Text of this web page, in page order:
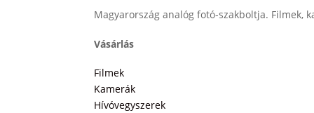
Magyarország analóg fotó-szakboltja. Filmek,
Vásárlás
Filmek
Kamerák
Hívóvegyszerek